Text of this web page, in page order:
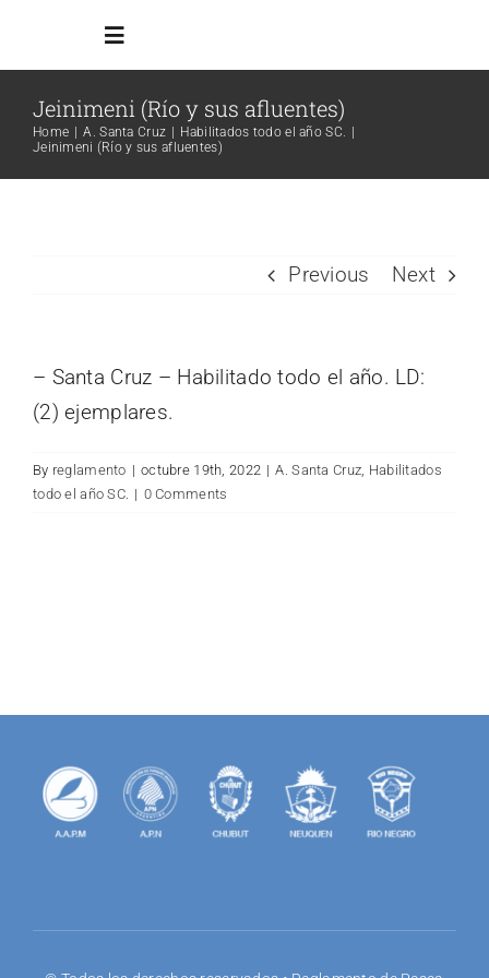
Toggle
Navigation
Inicio
Links
Search
for:
Jeinimeni (Río y sus afluentes)
Home A. Santa Cruz
Habilitados todo el año SC.
Jeinimeni (Río y sus afluentes)
Previous Next
– Santa Cruz – Habilitado todo el año. LD:
(2) ejemplares.
By reglamento | octubre 19th, 2022 | A. Santa Cruz, Habilitados
todo el año SC. | 0 Comments